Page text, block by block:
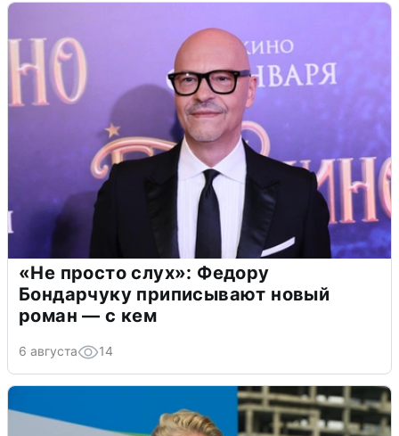
«Не просто слух»: Федору
Бондарчуку приписывают новый
роман — с кем
6 августа 14